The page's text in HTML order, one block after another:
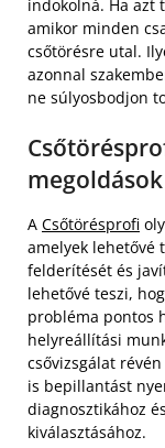
indokolná. Ha azt
amikor minden
csőtörésre utal.
azonnal
ne súlyosbodjon
A Csőtörésprofi
amelyek lehetővé
felderítését és
lehetővé teszi,
probléma pontos
helyreállítási
csővizsgálat
is bepillantást
diagnosztikához
kiválasztásához.